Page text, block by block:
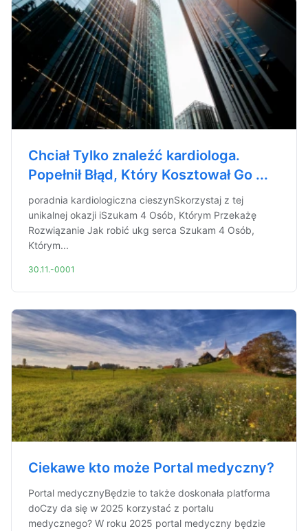
Chciał Tylko znaleźć kardiologa.
Popełnił Błąd, Który Kosztował Go ...
poradnia kardiologiczna cieszynSkorzystaj z tej
unikalnej okazji iSzukam 4 Osób, Którym Przekażę
Rozwiązanie Jak robić ukg serca Szukam 4 Osób,
Którym...
30.11.-0001
Ciekawe kto może Portal medyczny?
Portal medycznyBędzie to także doskonała platforma
doCzy da się w 2025 korzystać z portalu
medycznego? W roku 2025 portal medyczny będzie